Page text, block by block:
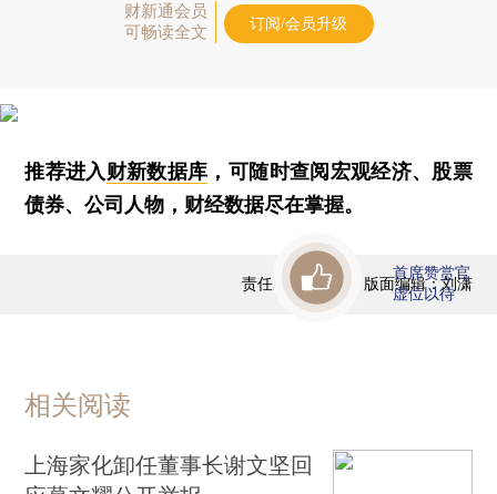
财新通会员
可畅读全文
订阅/会员升级
推荐进入财新数据库 ，可随时查阅宏观经济、股票
债券、公司人物，财经数据尽在掌握。
责任编辑：蒋飞 | 版面编辑：刘潇
首席赞赏官
虚位以待
相关阅读
上海家化卸任董事长谢文坚回